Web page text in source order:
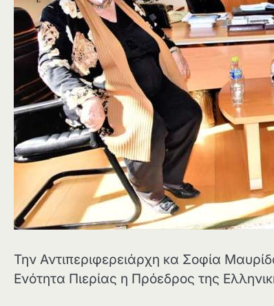
Την Αντιπεριφερειάρχη κα Σοφία
Ενότητα Πιερίας η Πρόεδρος της